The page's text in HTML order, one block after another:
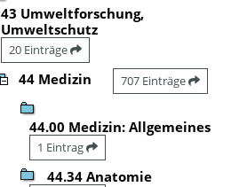
43 Umweltforschung,
Umweltschutz
20 Einträge
44 Medizin 707 Einträge
44.00 Medizin: Allgemeines
1 Eintrag
44.34 Anatomie